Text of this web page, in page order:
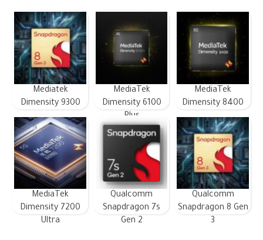
MediaTek
Dimensity 8400
MediaTek
Dimensity 6100
Plus
Mediatek
Dimensity 9300
Qualcomm
Snapdragon 8 Gen
3
Qualcomm
Snapdragon 7s
Gen 2
MediaTek
Dimensity 7200
Ultra